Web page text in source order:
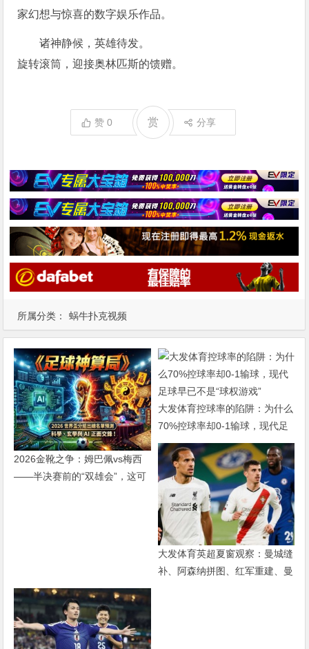
所属分类： 蜗牛扑克视频
家幻想与惊喜的数字娱乐作品。
诸神静候，英雄待发。
旋转滚筒，迎接奥林匹斯的馈赠。
赞0 赏 分享
2026金靴之争：姆巴佩vs梅西
——半决赛前的“双雄会”，这可
大发体育控球率的陷阱：为什么
70%控球率却0-1输球，现代足
球早已不是“球权游戏”
大发体育英超夏窗观察：曼城缝
补、阿森纳拼图、红军重建、曼